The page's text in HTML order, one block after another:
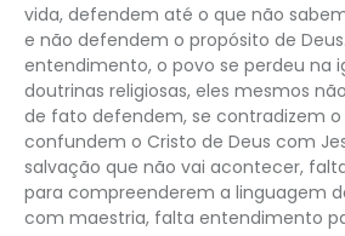
vida, defendem até o que não
e não defendem o propósito de
entendimento, o povo se perdeu na
doutrinas religiosas, eles mesmos
de fato defendem, se contradizem
confundem o Cristo de Deus com
salvação que não vai acontecer,
para compreenderem a linguagem
com maestria, falta entendimento